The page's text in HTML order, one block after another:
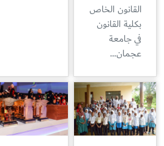
القانون الخاص
بكلية القانون
في جامعة
عجمان…